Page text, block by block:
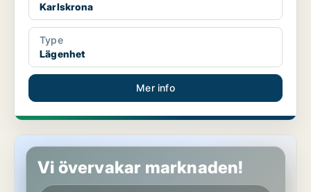
Karlskrona
Type
Lägenhet
Mer info
Hus i Karlskrona, Lyckeby
Vi övervakar marknaden!